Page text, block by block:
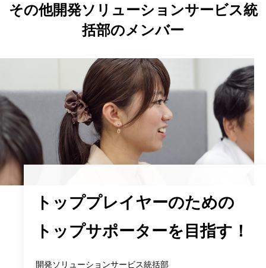
その他開発ソリューションサービス統
括部のメンバー
トッププレイヤーのための
トップサポーターを目指す！
開発ソリューションサービス統括部